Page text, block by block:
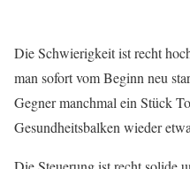
Die Schwierigkeit ist recht
man sofort vom Beginn neu
Gegner manchmal ein Stück
Gesundheitsbalken wieder